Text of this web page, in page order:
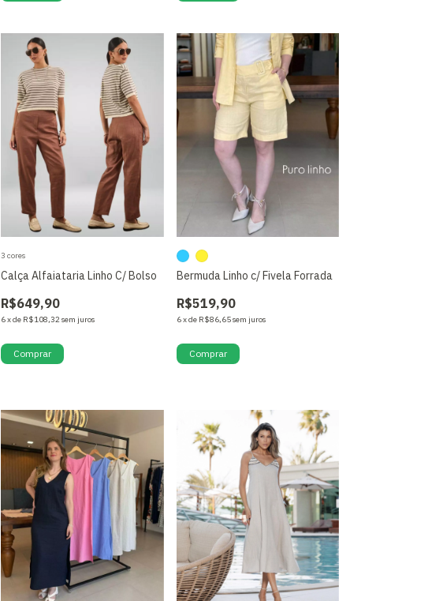
Calça Alfaiataria Linho C/ Bolso
R$649,90
6xde R$108,32sem juros
3 cores
Comprar
Bermuda Linho c/ Fivela Forrada
R$519,90
6xde R$86,65sem juros
Comprar